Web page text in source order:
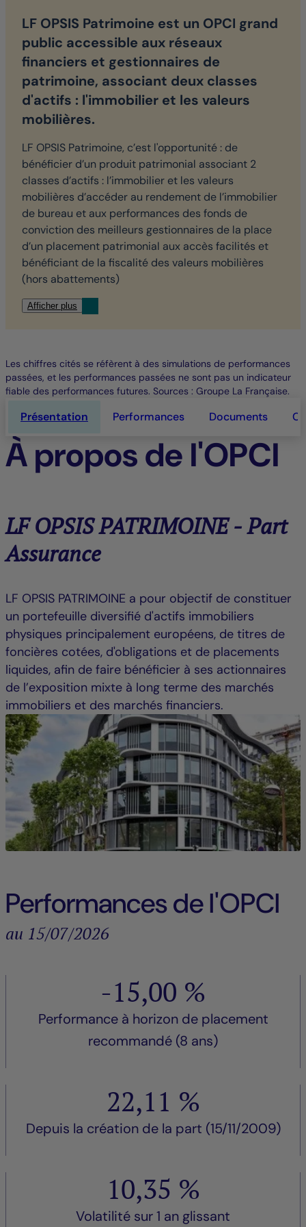
LF OPSIS Patrimoine est un OPCI grand
public accessible aux réseaux
financiers et gestionnaires de
patrimoine, associant deux classes
d'actifs : l'immobilier et les valeurs
mobilières.
LF OPSIS Patrimoine, c’est l'opportunité : de
bénéficier d’un produit patrimonial associant 2
classes d’actifs : l’immobilier et les valeurs
mobilières d’accéder au rendement de l’immobilier
de bureau et aux performances des fonds de
conviction des meilleurs gestionnaires de la place
d’un placement patrimonial aux accès facilités et
bénéficiant de la fiscalité des valeurs mobilières
(hors abattements)
Afficher plus
Les chiffres cités se réfèrent à des simulations de performances
passées, et les performances passées ne sont pas un indicateur
fiable des performances futures. Sources : Groupe La Française.
Présentation Performances Documents
À propos de l'OPCI
LF OPSIS PATRIMOINE - Part
Assurance
LF OPSIS PATRIMOINE a pour objectif de constituer
un portefeuille diversifié d'actifs immobiliers
physiques principalement européens, de titres de
foncières cotées, d'obligations et de placements
liquides, afin de faire bénéficier à ses actionnaires
de l’exposition mixte à long terme des marchés
immobiliers et des marchés financiers.
Performances de l'OPCI
au 15/07/2026
-15,00 %
Performance à horizon de placement
recommandé (8 ans)
22,11 %
Depuis la création de la part (15/11/2009)
10,35 %
Volatilité sur 1 an glissant